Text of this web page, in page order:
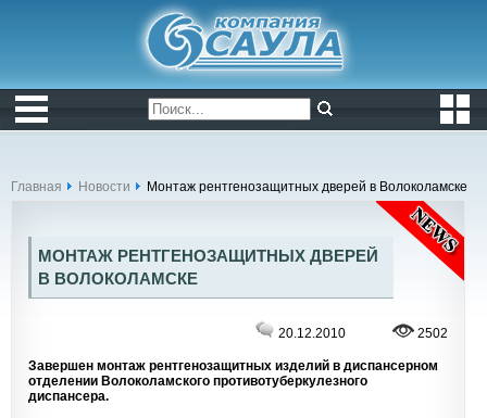
Главная Новости Монтаж рентгенозащитных дверей в Волоколамске
МОНТАЖ РЕНТГЕНОЗАЩИТНЫХ ДВЕРЕЙ
В ВОЛОКОЛАМСКЕ
20.12.2010 2502
Завершен монтаж рентгенозащитных изделий в диспансерном
отделении Волоколамского противотуберкулезного
диспансера.